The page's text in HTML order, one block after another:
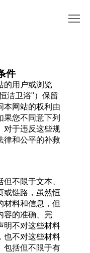
件
的用户或浏览
洁卫浴"）保留
本网站的权利由
果您不同意下列
对于违反这些规
律和公平的补救
不限于文本、
或链路，虽然恒
材料和信息，但
容的准确、完
明不对这些材料
也不对这些材料
包括但不限于有